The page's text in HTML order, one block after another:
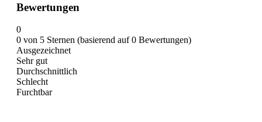
Bewertungen
0
0 von 5 Sternen (basierend auf 0 Bewertungen)
Ausgezeichnet
Sehr gut
Durchschnittlich
Schlecht
Furchtbar